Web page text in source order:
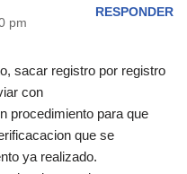
pm
RESPONDER
sacar registro por registro
con
procedimiento para que
que se
ya realizado.